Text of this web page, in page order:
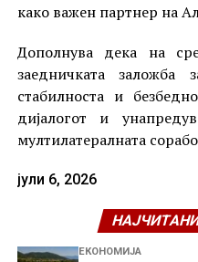
како важен партнер на
Дополнува дека на
заедничката заложба
стабилноста и
дијалогот и
мултилатералната
јули 6, 2026
ЕКОНОМИЈА